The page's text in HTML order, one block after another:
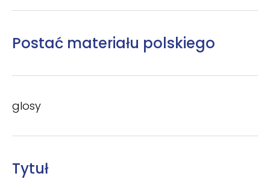
Postać materiału polskiego
glosy
Tytuł